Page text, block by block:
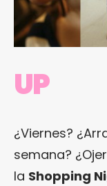
UP
¿Viernes?
semana?
la Shopping